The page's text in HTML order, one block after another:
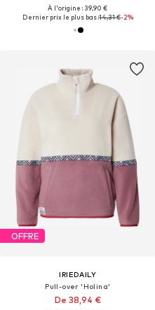
À l'origine : 39,90 €
Dernier prix le plus bas :14,31 €-2%
OFFRE
IRIEDAILY
Pull-over 'Holina'
De 38,94 €